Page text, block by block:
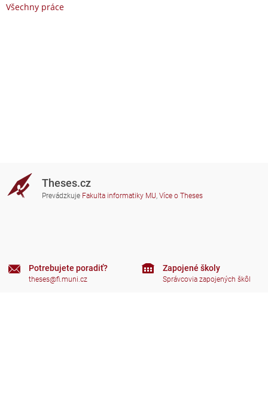
Všechny práce
Theses.cz
Prevádzkuje Fakulta informatiky MU, Více o Theses
Potrebujete poradiť?
theses@fi.muni.cz
Zapojené školy
Správcovia zapojených škôl